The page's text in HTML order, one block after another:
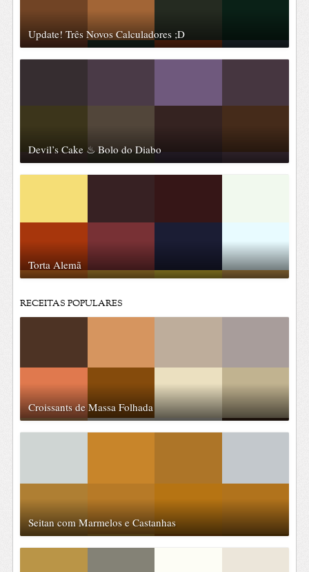
Update! Três Novos Calculadores ;D
Devil’s Cake ♨ Bolo do Diabo
Torta Alemã
RECEITAS POPULARES
Croissants de Massa Folhada
Seitan com Marmelos e Castanhas